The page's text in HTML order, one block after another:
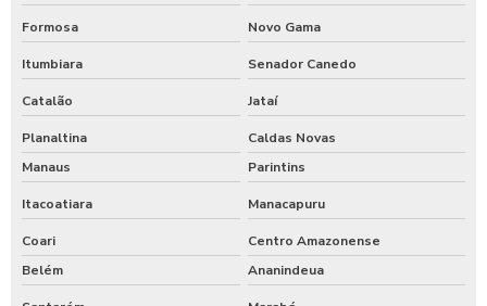
Formosa Novo Gama
Itumbiara Senador Canedo
Catalão Jataí
Planaltina
Caldas Novas
Manaus
Parintins
Itacoatiara Manacapuru
Coari
Centro Amazonense
Belém
Ananindeua